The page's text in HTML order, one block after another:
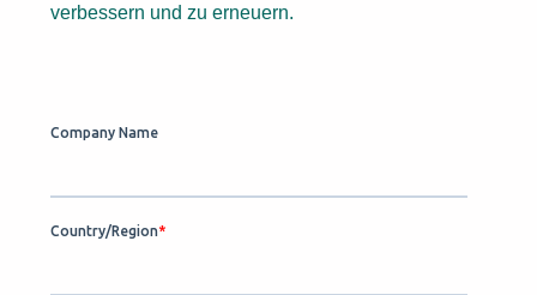
verbessern und zu erneuern.